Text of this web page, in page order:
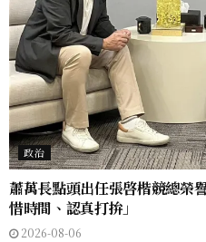
政治
蕭萬長點頭出任張啓楷競總
惜時間、認真打拚」
2026-08-06